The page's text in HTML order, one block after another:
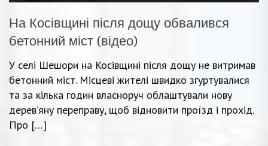
На Косівщині після дощу обвалився
бетонний міст (відео)
У селі Шешори на Косівщині після дощу не витримав
бетонний міст. Місцеві жителі швидко згуртувалися
та за кілька годин власноруч облаштували нову
дерев’яну переправу, щоб відновити проїзд і прохід.
Про […]